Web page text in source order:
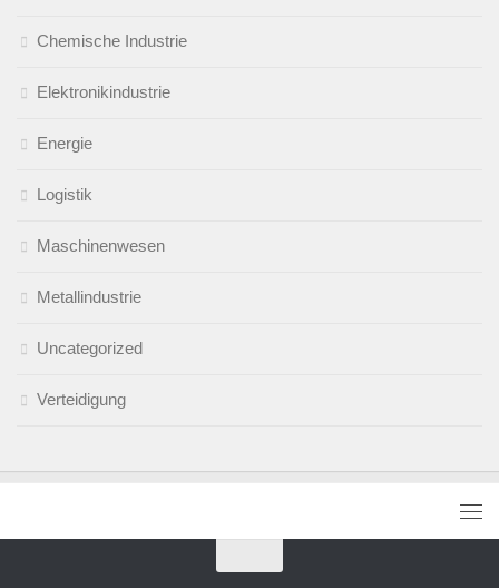
Chemische Industrie
Elektronikindustrie
Energie
Logistik
Maschinenwesen
Metallindustrie
Uncategorized
Verteidigung